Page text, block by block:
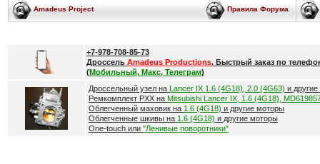
Amadeus Project Правила Форума
+7-978-708-85-73
Дроссель Amadeus Productions. Быстрый заказ по
(Мобильный, Макс, Телеграм)
Дроссельный узел на Lancer IX 1.6 (4G18), 2.0 (4G63) и
Ремкомплект РХХ на Mitsubishi Lancer IX, 1.6 (4G18),
Облегченный маховик на 1.6 (4G18) и другие моторы
Облегченные шкивы на 1.6 (4G18) и другие моторы
One-touch или "Ленивые поворотники"